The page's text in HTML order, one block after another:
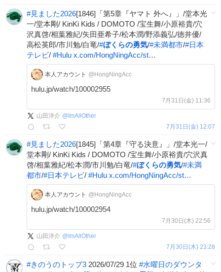
#見ました2026[1846]「第5章『ヤマト 外へ』」/堂本光
一/堂本剛/ KinKi Kids / DOMOTO /宝生舞/小原裕貴/穴
沢真啓/相葉雅紀/矢田亜希子/松本潤/野添義弘/徳井優/
高松英郎/市川勉/白竜/#ぼくらの勇気/#未満都市/#日本
テレビ/ #Hulu x.com/HongNingAcc/st…
本人アカウント @HongNingAcc
hulu.jp/watch/100002955
7月31日(金) 11:36
山田洋介 @ ImAllOther
7月31日(金) 12:07
#見ました2026[1845]「第4章『守る決意』」/堂本光一/
堂本剛/ KinKi Kids / DOMOTO /宝生舞/小原裕貴/穴沢真
啓/相葉雅紀/松本潤/市川勉/白竜/#ぼくらの勇気/#未満
都市/#日本テレビ/ #Hulu x.com/HongNingAcc/st…
本人アカウント @HongNingAcc
hulu.jp/watch/100002954
7月30日(木) 22:56
山田洋介 @ ImAllOther
7月30日(木) 23:28
#きのうのトップ3 2026/07/29 1位 #水曜日のダウンタ